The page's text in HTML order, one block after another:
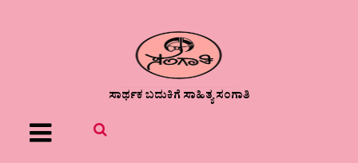
ಸಾರ್ಥಕ ಬದುಕಿಗೆ ಸಾಹಿತ್ಯ ಸಂಗಾತಿ
Menu